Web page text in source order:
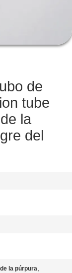
de
tube
la
del
la púrpura,